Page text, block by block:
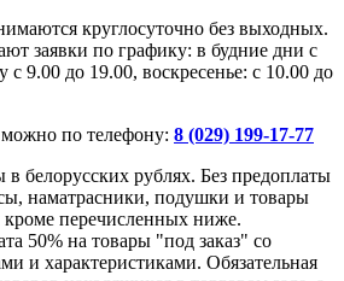
круглосуточно без выходных.
заявки по графику: в будние дни с
с 9.00 до 19.00, воскресенье: с 10.00 до
по телефону: 8 (029) 199-17-77
белорусских рублях. Без предоплаты
наматрасники, подушки и товары
перечисленных ниже.
50% на товары "под заказ" со
и характеристиками. Обязательная